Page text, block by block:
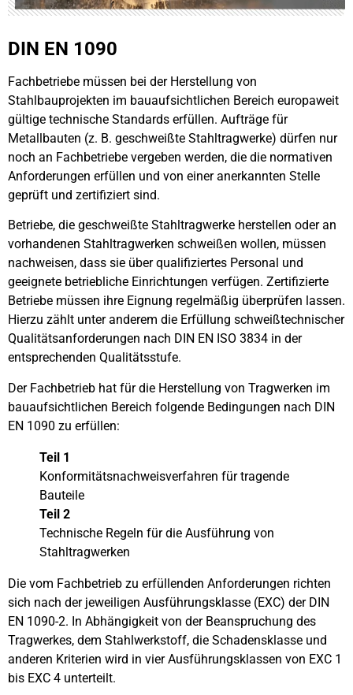
DIN EN 1090
Fachbetriebe müssen bei der Herstellung von
Stahlbauprojekten im bauaufsichtlichen Bereich europaweit
gültige technische Standards erfüllen. Aufträge für
Metallbauten (z. B. geschweißte Stahltragwerke) dürfen nur
noch an Fachbetriebe vergeben werden, die die normativen
Anforderungen erfüllen und von einer anerkannten Stelle
geprüft und zertifiziert sind.
Betriebe, die geschweißte Stahltragwerke herstellen oder an
vorhandenen Stahltragwerken schweißen wollen, müssen
nachweisen, dass sie über qualifiziertes Personal und
geeignete betriebliche Einrichtungen verfügen. Zertifizierte
Betriebe müssen ihre Eignung regelmäßig überprüfen lassen.
Hierzu zählt unter anderem die Erfüllung schweißtechnischer
Qualitätsanforderungen nach DIN EN ISO 3834 in der
entsprechenden Qualitätsstufe.
Der Fachbetrieb hat für die Herstellung von Tragwerken im
bauaufsichtlichen Bereich folgende Bedingungen nach DIN
EN 1090 zu erfüllen:
Teil 1
Konformitätsnachweisverfahren für tragende
Bauteile
Teil 2
Technische Regeln für die Ausführung von
Stahltragwerken
Die vom Fachbetrieb zu erfüllenden Anforderungen richten
sich nach der jeweiligen Ausführungsklasse (EXC) der DIN
EN 1090-2. In Abhängigkeit von der Beanspruchung des
Tragwerkes, dem Stahlwerkstoff, die Schadensklasse und
anderen Kriterien wird in vier Ausführungsklassen von EXC 1
bis EXC 4 unterteilt.